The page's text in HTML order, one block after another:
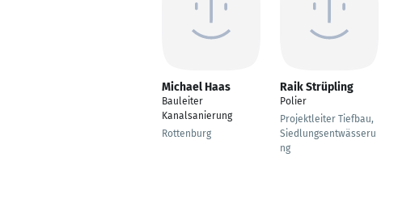
Michael Haas
Bauleiter
Kanalsanierung
Rottenburg
Raik Strüpling
Polier
Projektleiter Tiefbau,
Siedlungsentwässeru
ng